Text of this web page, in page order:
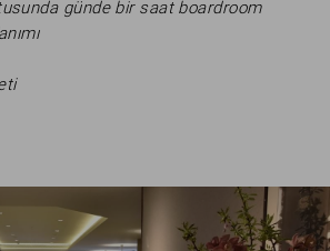
günde bir saat boardroom